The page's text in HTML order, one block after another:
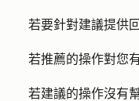
若要針對建議提供
若推薦的操作對您
若建議的操作沒有